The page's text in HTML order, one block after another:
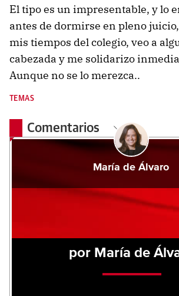
El tipo es un impresentable, y lo
antes de dormirse en pleno
mis tiempos del colegio, veo a
cabezada y me solidarizo
Aunque no se lo merezca..
TEMAS
Comentarios
María de Álvaro
por María de